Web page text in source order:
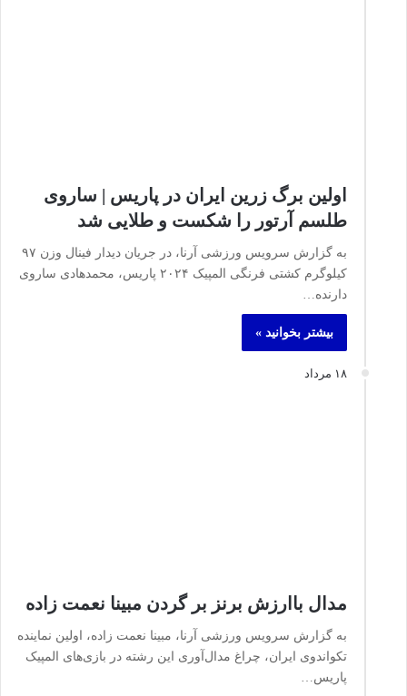
اولین برگ زرین ایران در پاریس | ساروی
طلسم آرتور را شکست و طلایی شد
به گزارش سرویس ورزشی آرنا، در جریان دیدار فینال وزن ۹۷
کیلوگرم کشتی فرنگی المپیک ۲۰۲۴ پاریس، محمدهادی ساروی
دارنده…
بیشتر بخوانید »
۱۸ مرداد
مدال باارزش برنز بر گردن مبینا نعمت‌ زاده
به گزارش سرویس ورزشی آرنا، مبینا نعمت‌ زاده، اولین نماینده
تکواندوی ایران، چراغ مدال‌آوری این رشته در بازی‌های المپیک
پاریس…